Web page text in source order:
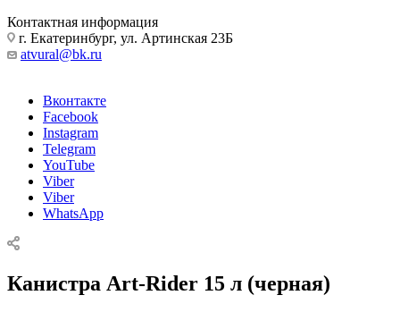
Контактная информация
г. Екатеринбург, ул. Артинская 23Б
atvural@bk.ru
Вконтакте
Facebook
Instagram
Telegram
YouTube
Viber
Viber
WhatsApp
Канистра Art-Rider 15 л (черная)